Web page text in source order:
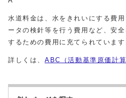
水道料金は、水をきれいにする費
ータの検針等を行う費用など、安
するための費用に充てられています
詳しくは、 ABC（活動基準原価計算